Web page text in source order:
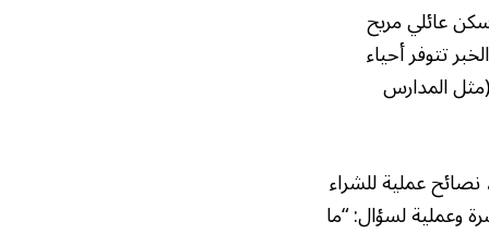
عائلي مريح
تتوفر أحياء
المدارس
نصائح عملية للشراء
وعملية لسؤال: “ما